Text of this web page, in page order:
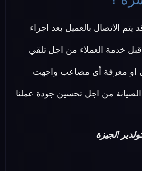
يتم الاتصال بالعميل بعد اجراء
قبل خدمة العملاء من اجل تلقي
او معرفة أي مصاعب واجهت
الصيانة من اجل تحسين جودة عملنا
الجيزة